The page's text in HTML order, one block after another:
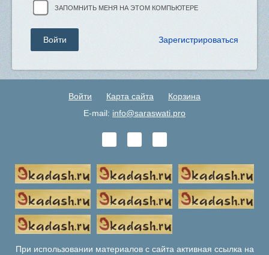
ЗАПОМНИТЬ МЕНЯ НА ЭТОМ КОМПЬЮТЕРЕ
Зарегистрироваться
Войти Карта сайта
Корзина
E-mail: info@saraswati.pro
При использовании материалов с сайта активная ссылка на